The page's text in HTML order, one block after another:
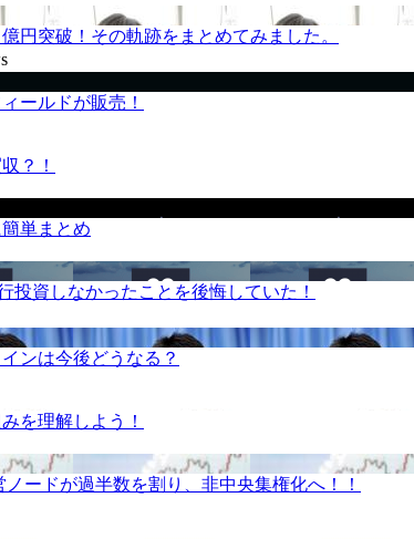
円突破！その軌跡をまとめてみました。
ールドが販売！
？！
単まとめ
投資しなかったことを後悔していた！
ンは今後どうなる？
を理解しよう！
ードが過半数を割り、非中央集権化へ！！